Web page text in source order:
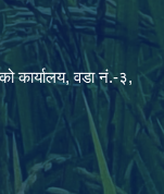
कार्यालय, वडा नं.-३,